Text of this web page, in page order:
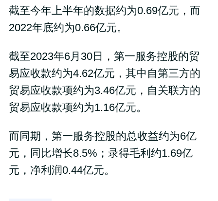
截至今年上半年的数据约为0.69亿元，而
2022年底约为0.66亿元。
截至2023年6月30日，第一服务控股的贸
易应收款约为4.62亿元，其中自第三方的
贸易应收款项约为3.46亿元，自关联方的
贸易应收款项约为1.16亿元。
而同期，第一服务控股的总收益约为6亿
元，同比增长8.5%；录得毛利约1.69亿
元，净利润0.44亿元。